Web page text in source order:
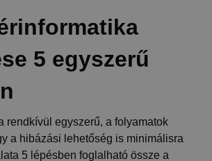
5 egyszerű
rendkívül egyszerű, a folyamatok
a hibázási lehetőség is minimálisra
5 lépésben foglalható össze a